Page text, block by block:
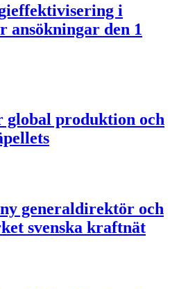
i
ansökningar den 1
produktion och
generaldirektör och
svenska kraftnät